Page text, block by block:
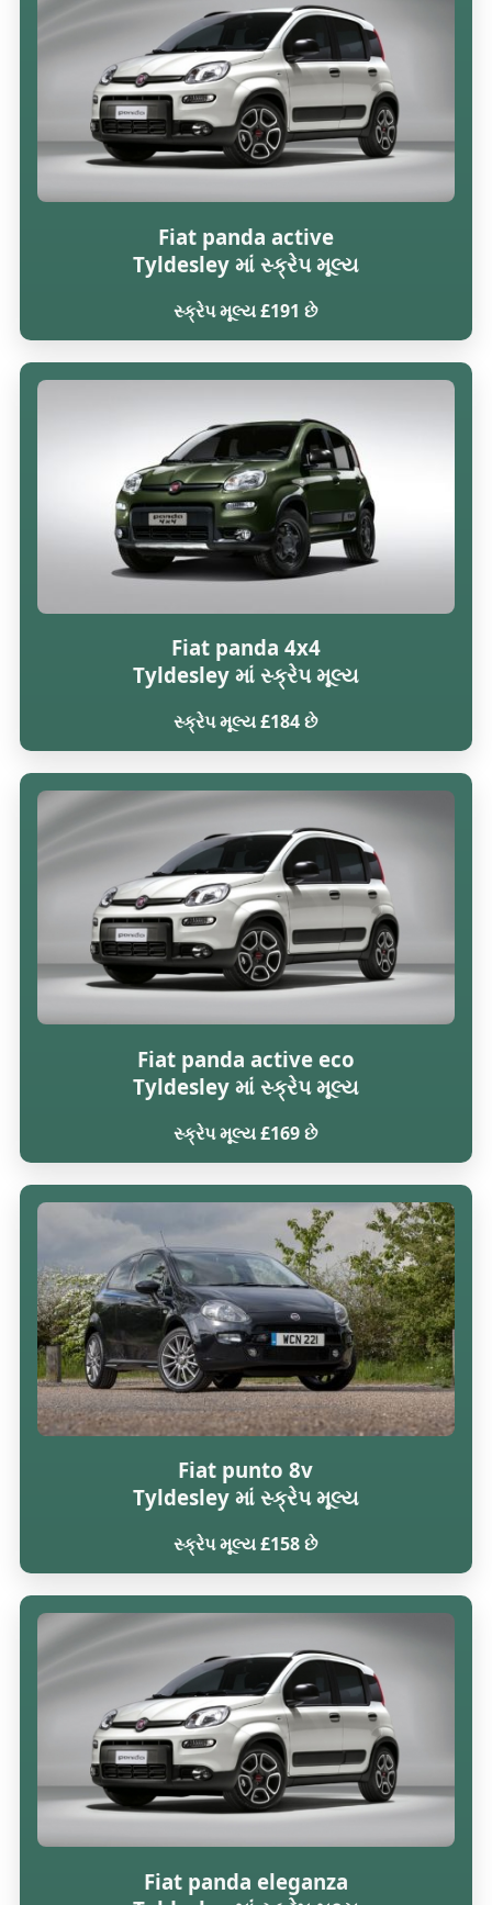
Fiat panda active
Tyldesley માં સ્ક્રેપ મૂલ્ય
સ્ક્રેપ મૂલ્ય £191 છે
Fiat panda 4x4
Tyldesley માં સ્ક્રેપ મૂલ્ય
સ્ક્રેપ મૂલ્ય £184 છે
Fiat panda active eco
Tyldesley માં સ્ક્રેપ મૂલ્ય
સ્ક્રેપ મૂલ્ય £169 છે
Fiat punto 8v
Tyldesley માં સ્ક્રેપ મૂલ્ય
સ્ક્રેપ મૂલ્ય £158 છે
Fiat panda eleganza